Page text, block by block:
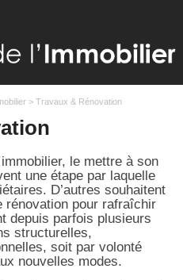
> Travaux & Rénovation
le mettre à son
une étape par laquelle
D’autres souhaitent
rénovation pour rafraîchir
depuis parfois plusieurs
structurelles,
soit par volonté
nouvelles modes.